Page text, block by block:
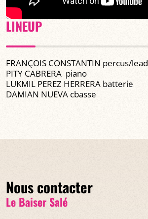
LINEUP
FRANÇOIS CONSTANTIN percus/lead
PITY CABRERA piano
LUKMIL PEREZ HERRERA batterie
DAMIAN NUEVA cbasse
Nous contacter
Le Baiser Salé